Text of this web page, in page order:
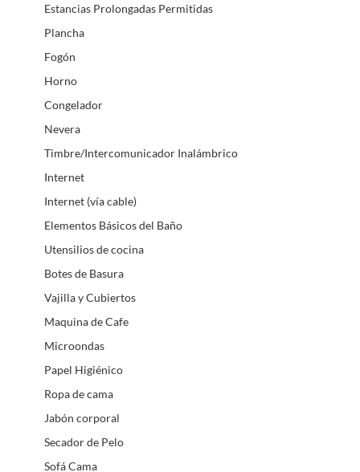
Estancias Prolongadas Permitidas
Plancha
Fogón
Horno
Congelador
Nevera
Timbre/Intercomunicador Inalámbrico
Internet
Internet (vía cable)
Elementos Básicos del Baño
Utensilios de cocina
Botes de Basura
Vajilla y Cubiertos
Maquina de Cafe
Microondas
Papel Higiénico
Ropa de cama
Jabón corporal
Secador de Pelo
Sofá Cama